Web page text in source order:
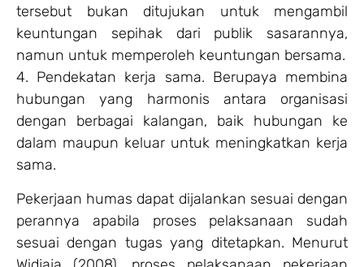
tersebut bukan ditujukan untuk mengambil
keuntungan sepihak dari publik sasarannya,
namun untuk memperoleh keuntungan bersama.
4. Pendekatan kerja sama. Berupaya membina
hubungan yang harmonis antara organisasi
dengan berbagai kalangan, baik hubungan ke
dalam maupun keluar untuk meningkatkan kerja
sama.
Pekerjaan humas dapat dijalankan sesuai dengan
perannya apabila proses pelaksanaan sudah
sesuai dengan tugas yang ditetapkan. Menurut